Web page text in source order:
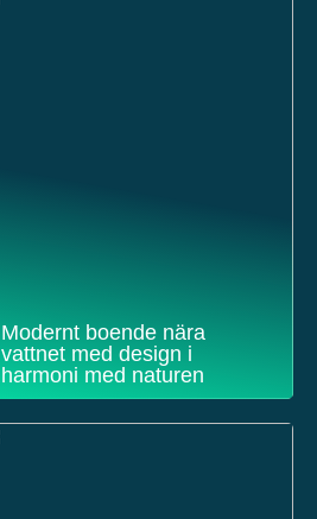
Modernt boende nära
vattnet med design i
harmoni med naturen